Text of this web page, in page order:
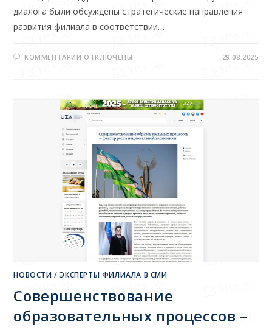
диалога были обсуждены стратегические направления
развития филиала в соответствии…
КОММЕНТАРИИ ОТКЛЮЧЕНЫ 29.08.2025
НОВОСТИ /ЭКСПЕРТЫ ФИЛИАЛА В СМИ
Совершенствование
образовательных процессов –